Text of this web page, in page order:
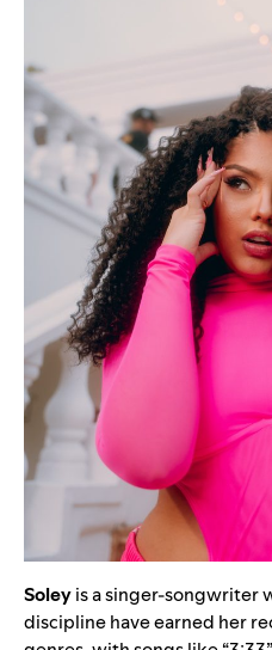
Soleyis a singer-songwriter
discipline have earned her